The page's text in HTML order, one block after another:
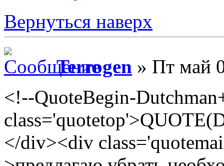
Вернуться наверх
Terrogen » Пт май
<!--QuoteBegin-
</div><div